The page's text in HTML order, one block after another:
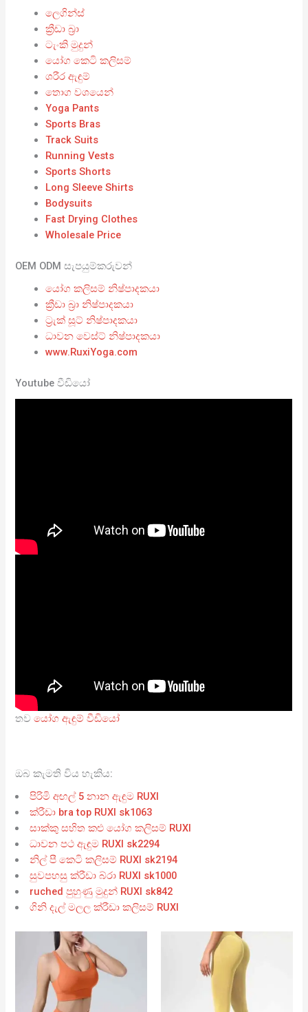
ලෙගින්ස්
ක්‍රීඩා බ්‍රා
ටැංකි මුදුන්
යෝග කෙටි කලිසම්
ශරීර ඇඳුම්
තොග වශයෙන්
Yoga Pants
Sports Bras
Track Suits
Running Vests
Sports Shorts
Long Sleeve Shirts
Bodysuits
Fast Drying Clothes
Wholesale Price
OEM ODM සැපයුම්කරුවන්
යෝග කලිසම් නිෂ්පාදකයා
ක්‍රීඩා බ්‍රා නිෂ්පාදකයා
ට්‍රැක් සූට් නිෂ්පාදකයා
ධාවන වෙස්ට් නිෂ්පාදකයා
www.RuxiYoga.com
Youtube වීඩියෝ
තවයෝග ඇඳුම් වීඩියෝ
ඔබ කැමති විය හැකිය:
පිරිමි අඟල් 5 නාන ඇඳුම RUXI
ක්රීඩා bra top RUXI sk1063
සාක්කු සහිත කළු යෝග කලිසම් RUXI
ධාවන පථ ඇඳුම RUXI sk2294
නිල් පී කෙටි කලිසම් RUXI sk2194
සුවපහසු ක්රීඩා බ්රා RUXI sk1000
ruched පුහුණු මුදුන් RUXI sk842
ගිනි දැල් මලල ක්රීඩා කලිසම් RUXI